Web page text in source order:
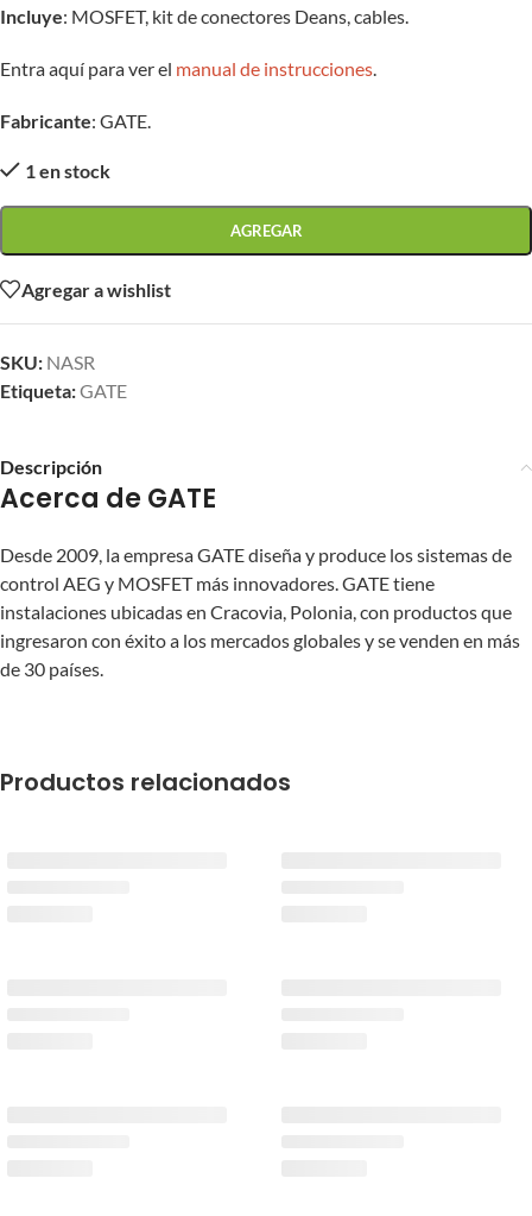
Incluye: MOSFET, kit de conectores Deans, cables.
Entra aquí para ver el manual de instrucciones.
Fabricante: GATE.
1 en stock
AGREGAR
Agregar a wishlist
SKU: NASR
Etiqueta:GATE
Descripción
Acerca de GATE
Desde 2009, la empresa GATE diseña y produce los sistemas de
control AEG y MOSFET más innovadores. GATE tiene
instalaciones ubicadas en Cracovia, Polonia, con productos que
ingresaron con éxito a los mercados globales y se venden en más
de 30 países.
Productos relacionados